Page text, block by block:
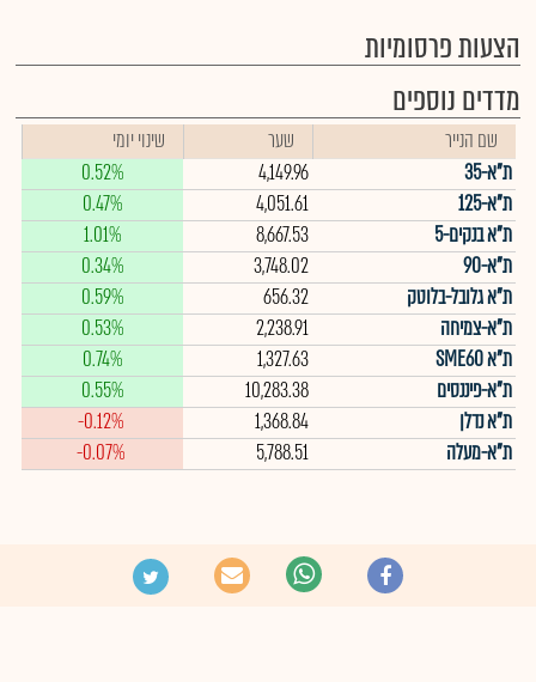
הצעות פרסומיות
מדדים נוספים
שם הנייר שער
שינוי יומי
ת"א-35
4,149.96
0.52%
ת"א-125
4,051.61
0.47%
ת"א בנקים-5
8,667.53
1.01%
ת"א-90
3,748.02
0.34%
ת"א גלובל-בלוטק
656.32
0.59%
ת"א-צמיחה
2,238.91
0.53%
ת"א SME60
1,327.63
0.74%
ת"א-פיננסים
10,283.38
0.55%
ת"א נדלן
1,368.84
-0.12%
ת"א-מעלה
5,788.51
-0.07%